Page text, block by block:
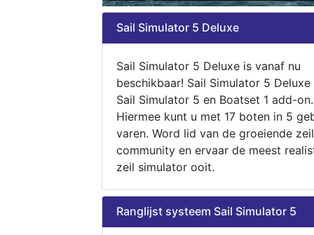
Sail Simulator 5 Deluxe
Sail Simulator 5 Deluxe is vanaf nu
beschikbaar! Sail Simulator 5
Sail Simulator 5 en Boatset 1 add-on.
Hiermee kunt u met 17 boten in 5
varen. Word lid van de groeiende zeil
community en ervaar de meest
zeil simulator ooit.
Ranglijst systeem Sail Simulator 5